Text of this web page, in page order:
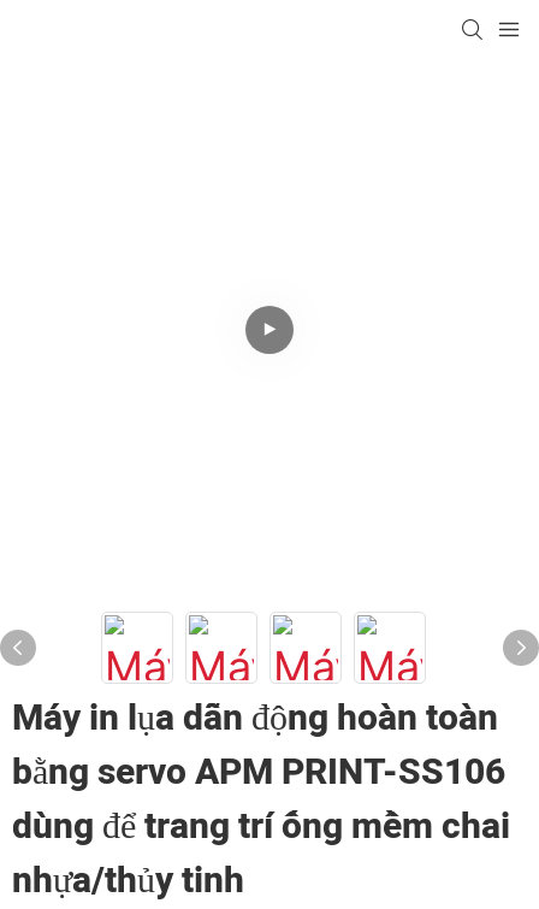
Máy in lụa dẫn động hoàn toàn
bằng servo APM PRINT-SS106
dùng để trang trí ống mềm chai
nhựa/thủy tinh